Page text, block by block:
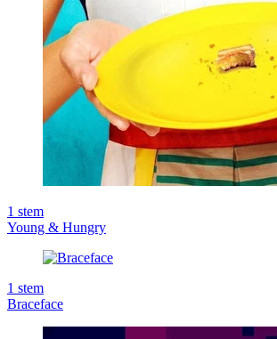
1 stem
Young & Hungry
1 stem
Braceface